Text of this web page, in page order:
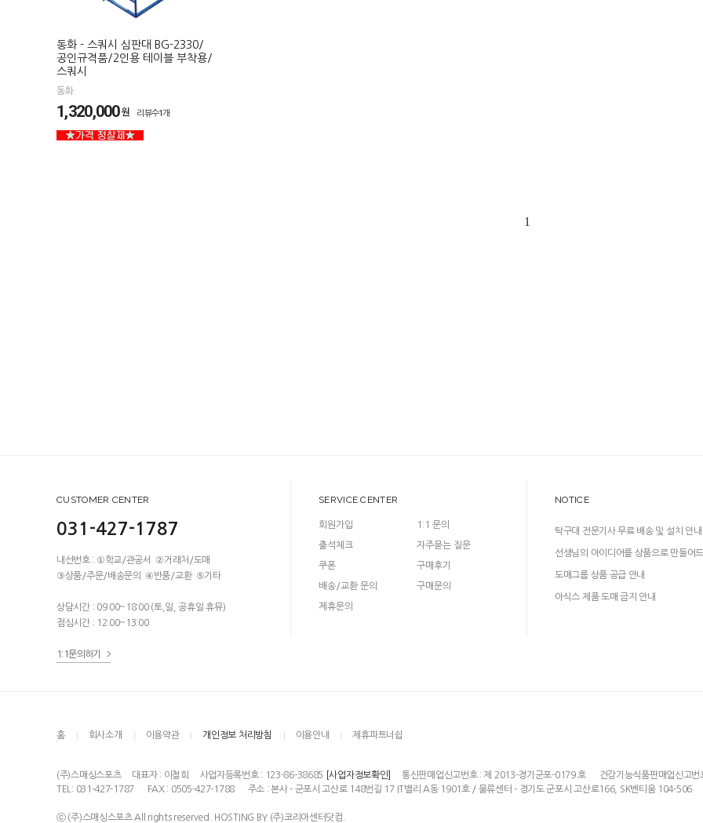
동화 - 스쿼시 심판대 BG-2330/
공인규격품/2인용 테이블 부착용/
스쿼시
동화
1,320,000원 리뷰수1개
1
CUSTOMER CENTER
031-427-1787
내선번호 : ①학교/관공서 ②거래처/도매
③상품/주문/배송문의 ④반품/교환 ⑤기타
상담시간 : 09:00~18:00 (토,일, 공휴일 휴뮤)
점심시간 : 12:00~13:00
1:1문의하기
SERVICE CENTER
회원가입
출석체크
쿠폰
배송/교환 문의
제휴문의
1:1 문의
자주묻는 질문
구매후기
구매문의
NOTICE
탁구대 전문기사 무료 배송 및 설치 안내
선생님의 아이디어를 상품으로 만들어
다!
도매그룹 상품 공급 안내
아식스 제품 도매 금지 안내
홈 회사소개 이용약관 개인정보 처리방침 이용안내 제휴파트너쉽
(주)스매싱스포츠 대표자 : 이철희 사업자등록번호 : 123-86-38685 [사업자정보확인] 통신판매업신고번호 : 제 2013-경기군포-0179 호
건강기능식품판매업신고
TEL: 031-427-1787
FAX : 0505-427-1788 주소 : 본사 - 군포시 고산로 148번길 17 IT밸리 A동 1901호 / 물류센터 - 경기도 군포시 고산로166, SK벤티움 104-506
ⓒ (주)스매싱스포츠 All rights reserved. HOSTING BY (주)코리아센터닷컴.